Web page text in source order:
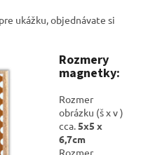
ukážku, objednávate si
Rozmery
magnetky:
Rozmer
obrázku (š x v )
cca.5x5 x
6,7cm
Rozmer